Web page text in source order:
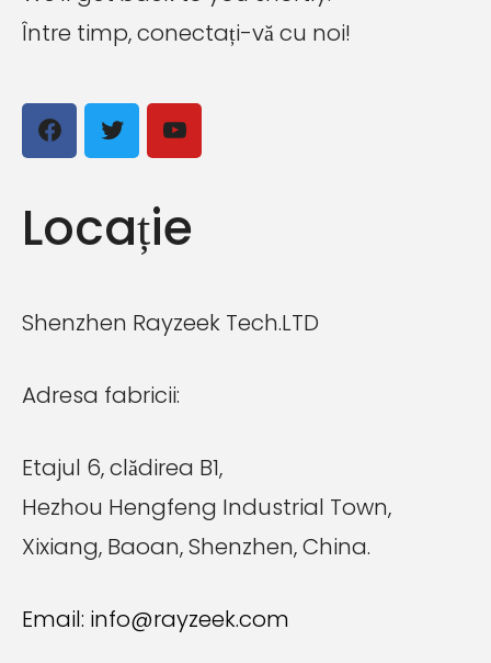
i
:
Între timp, conectați-vă cu noi!
Facebook Twitter YouTube
Locație
Shenzhen Rayzeek Tech.LTD
Adresa fabricii:
Etajul 6, clădirea B1,
Hezhou Hengfeng Industrial Town,
Xixiang, Baoan, Shenzhen, China.
Email: info@rayzeek.com